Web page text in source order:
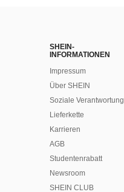
SHEIN-
INFORMATIONEN
Impressum
Über SHEIN
Soziale Verantwortung
Lieferkette
Karrieren
AGB
Studentenrabatt
Newsroom
SHEIN CLUB